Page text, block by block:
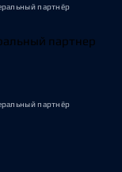
партнёр
партнёр